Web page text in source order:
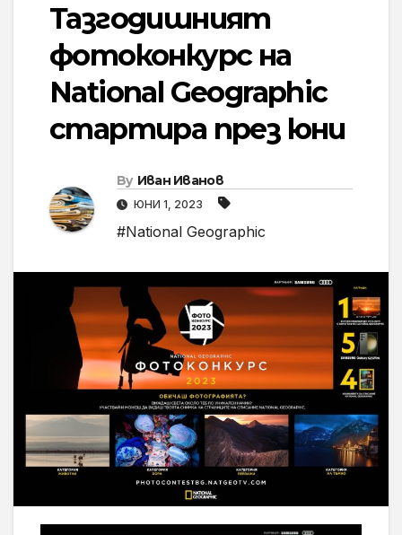
Тазгодишният
фотоконкурс на
National Geographic
стартира през юни
By Иван Иванов
ЮНИ 1, 2023
#National Geographic